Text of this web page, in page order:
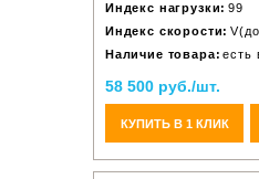
Индекс нагрузки: 99
Индекс скорости:
Наличие товара: есть
58 500 руб./шт.
КУПИТЬ В 1 КЛИК